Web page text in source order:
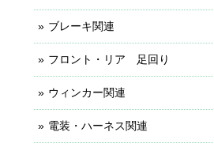
ブレーキ関連
フロント・リア 足回り
ウィンカー関連
電装・ハーネス関連